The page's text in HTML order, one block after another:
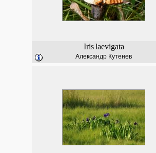
Iris laevigata
Александр Кутенев